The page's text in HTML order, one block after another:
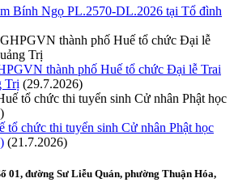
Bính Ngọ PL.2570-DL.2026 tại Tổ đình
thành phố Huế tổ chức Đại lễ Trai
Trị (29.7.2026)
chức thi tuyển sinh Cử nhân Phật học
(21.7.2026)
01, đường Sư Liễu Quán, phường Thuận Hóa,